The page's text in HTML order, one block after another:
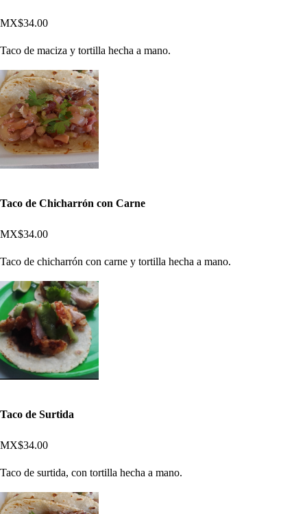
MX$34.00
Taco de maciza y tortilla hecha a mano.
Taco de Chicharrón con Carne
MX$34.00
Taco de chicharrón con carne y tortilla hecha a mano.
Taco de Surtida
MX$34.00
Taco de surtida, con tortilla hecha a mano.